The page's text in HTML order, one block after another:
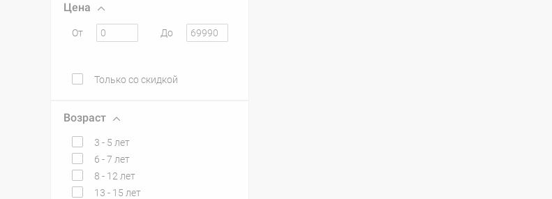
Цена
От До
Только со скидкой
Возраст
3 - 5 лет
6 - 7 лет
8 - 12 лет
13 - 15 лет